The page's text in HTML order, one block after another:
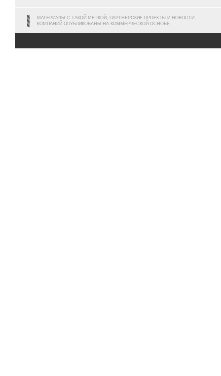
МАТЕРИАЛЫ С ТАКОЙ МЕТКОЙ, ПАРТНЕРСКИЕ ПРОЕКТЫ И НОВОСТИ
КОМПАНИЙ ОПУБЛИКОВАНЫ НА КОММЕРЧЕСКОЙ ОСНОВЕ